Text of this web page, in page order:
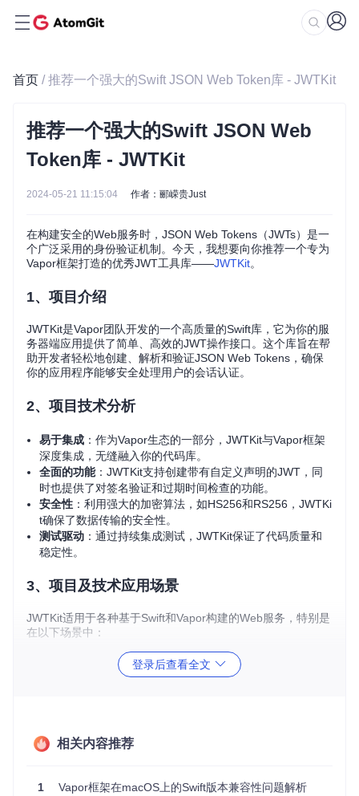
首页 / 推荐一个强大的Swift JSON Web Token库 - JWTKit
推荐一个强大的Swift JSON Web
Token库 - JWTKit
2024-05-21 11:15:04 作者：郦嵘贵Just
在构建安全的Web服务时，JSON Web Tokens（JWTs）是一
个广泛采用的身份验证机制。今天，我想要向你推荐一个专为
Vapor框架打造的优秀JWT工具库——JWTKit。
1、项目介绍
JWTKit是Vapor团队开发的一个高质量的Swift库，它为你的服
务器端应用提供了简单、高效的JWT操作接口。这个库旨在帮
助开发者轻松地创建、解析和验证JSON Web Tokens，确保
你的应用程序能够安全处理用户的会话认证。
2、项目技术分析
易于集成 ：作为Vapor生态的一部分，JWTKit与Vapor框架
深度集成，无缝融入你的代码库。
全面的功能：JWTKit支持创建带有自定义声明的JWT，同
时也提供了对签名验证和过期时间检查的功能。
安全性 ：利用强大的加密算法，如HS256和RS256，JWTKi
t确保了数据传输的安全性。
测试驱动 ：通过持续集成测试，JWTKit保证了代码质量和
稳定性。
3、项目及技术应用场景
JWTKit适用于各种基于Swift和Vapor构建的Web服务，特别是
在以下场景中：
：通过JWT进行用户身份验证，无需在每次请求时
化了CORS策略的实施。
登录后查看全文
相关内容推荐
1 Vapor框架在macOS上的Swift版本兼容性问题解析